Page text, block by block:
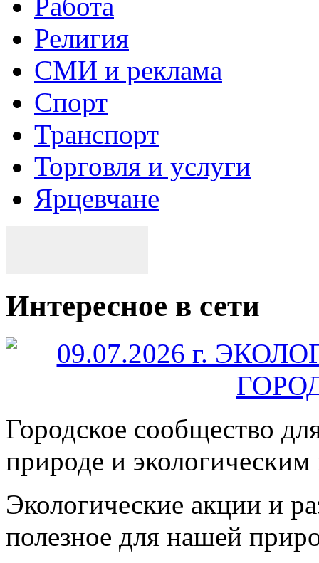
Религия
СМИ и реклама
Спорт
Транспорт
Торговля и услуги
Ярцевчане
Интересное в сети
Городское сообщество
природе и
Экологические акции и
полезное для нашей